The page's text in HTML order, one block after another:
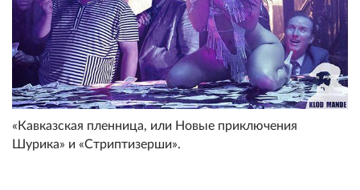
«Кавказская пленница, или Новые приключения
Шурика» и «Стриптизерши».